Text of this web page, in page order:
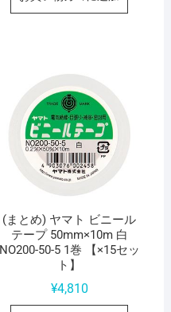
(まとめ) ヤマト ビニール
テープ 50mm×10m 白
NO200-50-5 1巻 【×15セッ
ト】
¥4,810